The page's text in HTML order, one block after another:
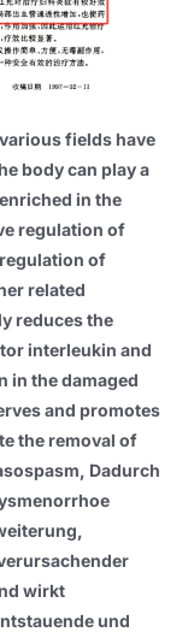
fields have
body can play a
in the
regulation of
of
related
reduces the
interleukin and
in the damaged
and promotes
the removal of
, Dadurch
wirkt
und